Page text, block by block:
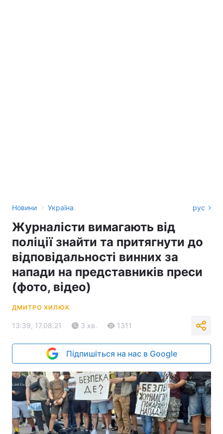
Новини › Україна рус
Журналісти вимагають від
поліції знайти та притягнути до
відповідальності винних за
напади на представників преси
(фото, відео)
ДМИТРО ХИЛЮК
13:39, 17.08.21 3 хв. 1311
Підпишіться на нас в Google